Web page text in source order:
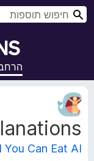
You Can Eat AI
נ
ת
ו
נ
י